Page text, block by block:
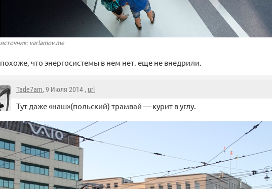
источник: varlamov.me
похоже, что энергосистемы в нем нет. еще не внедрили.
Tade7am, 9 Июля 2014 , url
Тут даже «наш»(польский) трамвай — курит в углу.